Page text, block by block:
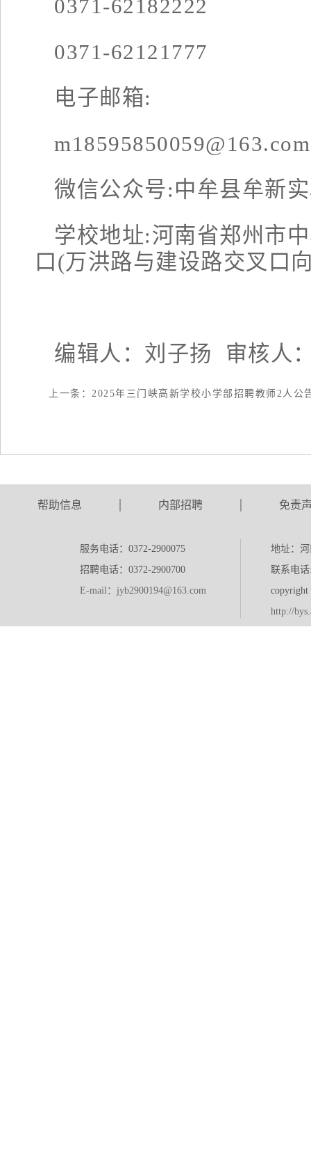
0371-62182222
0371-62121777
电子邮箱:
m18595850059@163.com
微信公众号:中牟县牟新
学校地址:河南省郑州市
口(万洪路与建设路交叉口
编辑人：刘子扬 审核人
上一条： 2025年三门峡高新学校小学部招聘教师2人公
帮助信息 内部招聘 免责
服务电话：0372-2900075
招聘电话：0372-2900700
E-mail：jyb2900194@163.com
地址：
联系电
http://